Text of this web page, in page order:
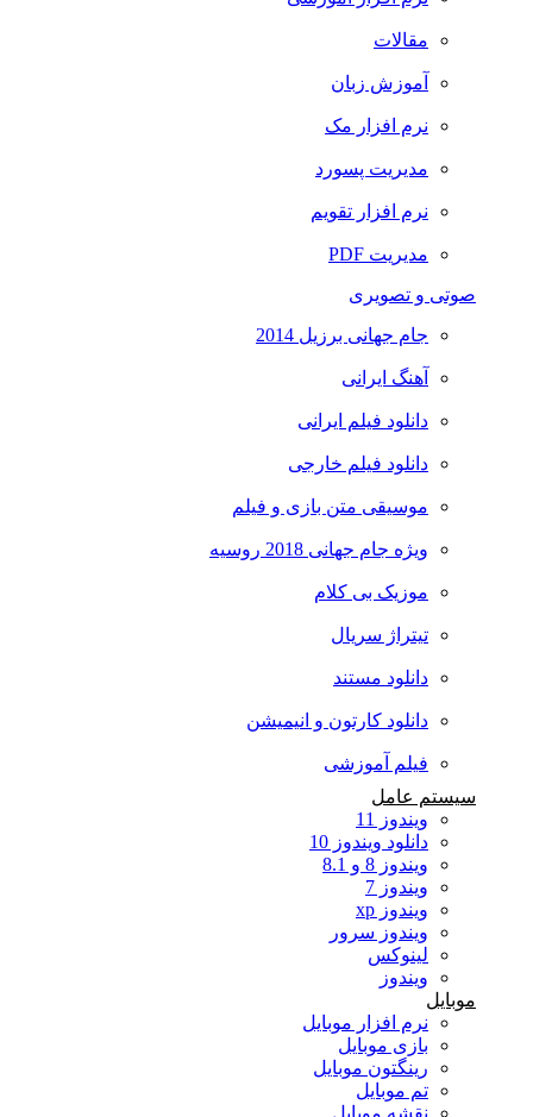
مقالات
آموزش زبان
نرم افزار مک
مدیریت پسورد
نرم افزار تقویم
مدیریت PDF
صوتی و تصویری
جام جهانی برزیل 2014
آهنگ ایرانی
دانلود فیلم ایرانی
دانلود فیلم خارجی
موسیقی متن بازی و فیلم
ویژه جام جهانی 2018 روسیه
موزیک بی کلام
تیتراژ سریال
دانلود مستند
دانلود کارتون و انیمیشن
فیلم آموزشی
سیستم عامل
ویندوز 11
دانلود ویندوز 10
ویندوز 8 و 8.1
ویندوز 7
ویندوز xp
ویندوز سرور
لینوکس
ویندوز
موبایل
نرم افزار موبایل
بازی موبایل
رینگتون موبایل
تم موبایل
نقشه موبایل